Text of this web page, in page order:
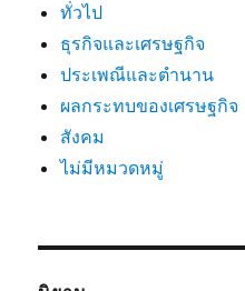
ทั่วไป
ธุรกิจและเศรษฐกิจ
ประเพณีและตำนาน
ผลกระทบของเศรษฐกิจ
สังคม
ไม่มีหมวดหมู่